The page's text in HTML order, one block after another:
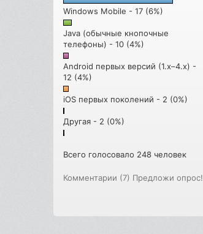
Windows Mobile - 17 (6%)
Java (обычные кнопочные
телефоны) - 10 (4%)
Android первых версий (1.x–4.x) -
12 (4%)
iOS первых поколений - 2 (0%)
Другая - 2 (0%)
Всего голосовало 248 человек
Комментарии (7) Предложи опрос!